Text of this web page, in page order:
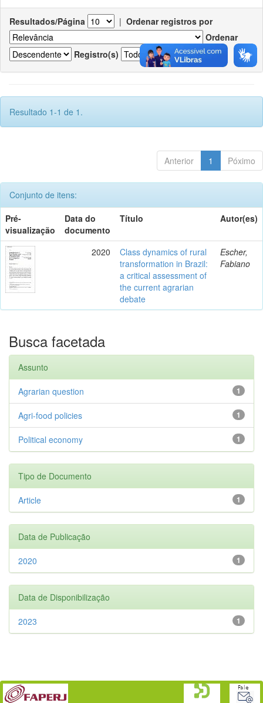
Resultados/Página | Ordenar registros por
Ordenar
Registro(s)
Resultado 1-1 de 1.
Anterior 1 Póximo
Conjunto de itens:
Pré-
visualização
Data do
documento
Título Autor(es)
2020
Class dynamics of rural
transformation in Brazil:
a critical assessment of
the current agrarian
debate
Escher,
Fabiano
Busca facetada
Assunto
1
Agrarian question
1
Agri-food policies
1
Political economy
Tipo de Documento
1
Article
Data de Publicação
1
2020
Data de Disponibilização
1
2023